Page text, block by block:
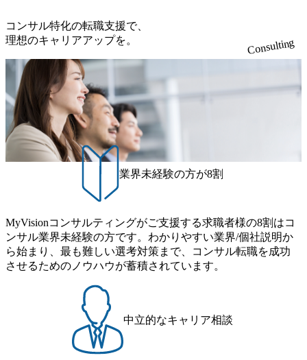
コンサル特化の転職支援で、
理想のキャリアアップを。
Consulting
業界未経験の方が8割
MyVisionコンサルティングがご支援する求職者様の8割はコ
ンサル業界未経験の方です。わかりやすい業界/個社説明か
ら始まり、最も難しい選考対策まで、コンサル転職を成功
させるためのノウハウが蓄積されています。
中立的なキャリア相談